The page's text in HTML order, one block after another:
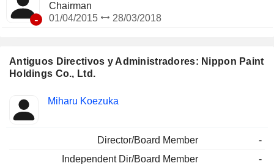
Antiguos Directivos y Administradores: Nippon Paint
Holdings Co., Ltd.
Insider
Funciones
Miharu Koezuka
Director/Board Member
-
Independent Dir/Board Member
-
-
Chairman
01/04/2015
28/03/2018